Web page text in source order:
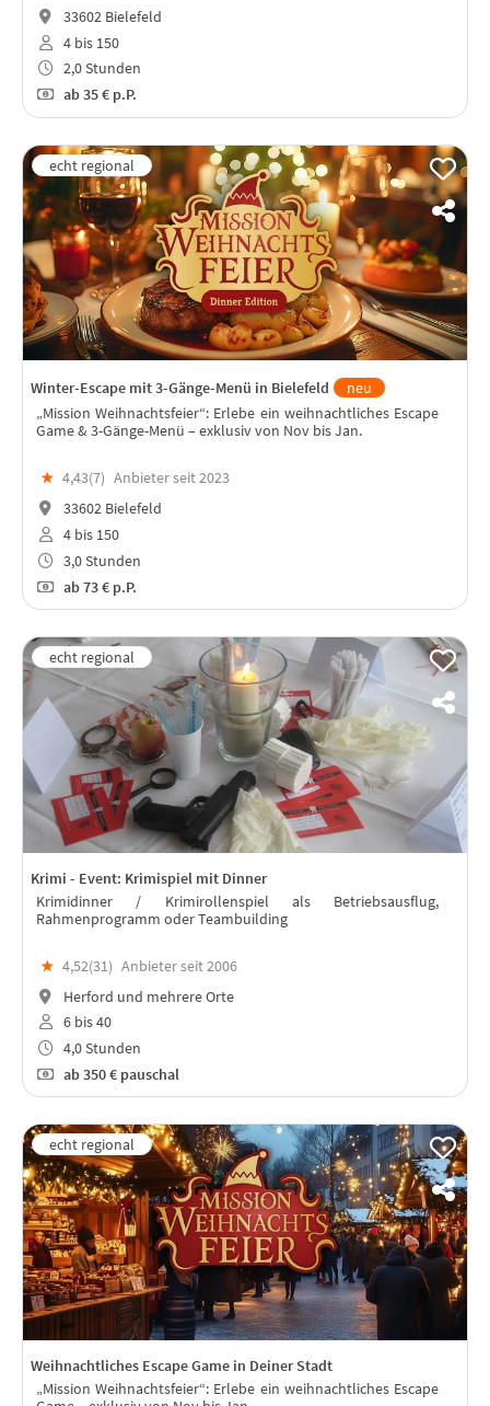
33602 Bielefeld
4 bis 150
2,0 Stunden
ab35 € p.P.
Winter-Escape mit 3-Gänge-Menü in Bielefeld
neu
„Mission Weihnachtsfeier“: Erlebe ein weihnachtliches Escape
Game & 3-Gänge-Menü – exklusiv von Nov bis Jan.
★ 4,43(7) Anbieter seit 2023
33602 Bielefeld
4 bis 150
3,0 Stunden
ab73 € p.P.
Krimi - Event: Krimispiel mit Dinner
Krimidinner / Krimirollenspiel als Betriebsausflug,
Rahmenprogramm oder Teambuilding
★ 4,52(31) Anbieter seit 2006
Herford und mehrere Orte
6 bis 40
4,0 Stunden
ab350 € pauschal
Weihnachtliches Escape Game in Deiner Stadt
„Mission Weihnachtsfeier“: Erlebe ein weihnachtliches Escape